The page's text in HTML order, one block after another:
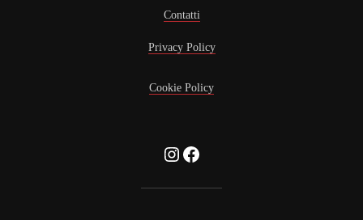
Contatti
Privacy Policy
Cookie Policy
Instagram
Facebook